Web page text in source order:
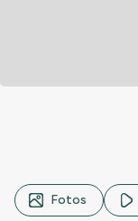
Avenida Custódio
Fotos